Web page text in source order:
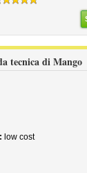
tecnica di Mango
low cost